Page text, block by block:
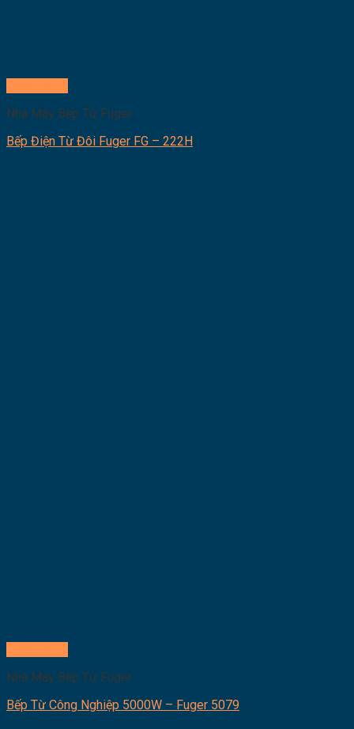
Nhà Máy Bếp Từ Fuger
Bếp Điện Từ Đôi Fuger FG – 222H
Nhà Máy Bếp Từ Fuger
Bếp Từ Công Nghiệp 5000W – Fuger 5079